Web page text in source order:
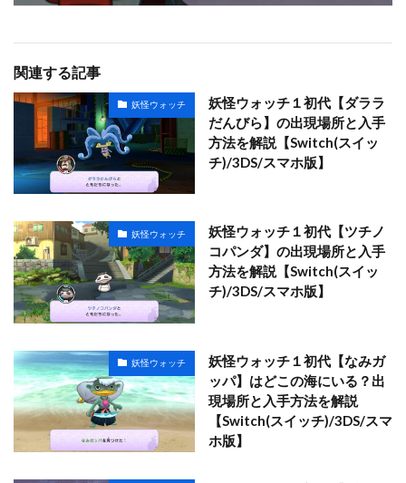
関連する記事
妖怪ウォッチ
妖怪ウォッチ１初代【ダララ
だんびら】の出現場所と入手
方法を解説【Switch(スイッ
チ)/3DS/スマホ版】
妖怪ウォッチ
妖怪ウォッチ１初代【ツチノ
コパンダ】の出現場所と入手
方法を解説【Switch(スイッ
チ)/3DS/スマホ版】
妖怪ウォッチ
妖怪ウォッチ１初代【なみガ
ッパ】はどこの海にいる？出
現場所と入手方法を解説
【Switch(スイッチ)/3DS/スマ
ホ版】